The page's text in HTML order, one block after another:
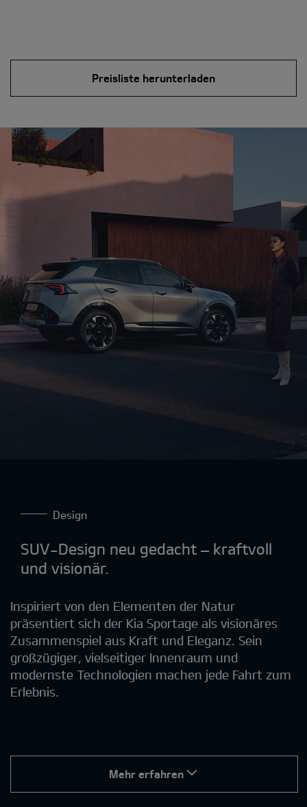
Preisliste herunterladen
Design
SUV-Design neu gedacht – kraftvoll
und visionär.
Inspiriert von den Elementen der Natur
präsentiert sich der Kia Sportage als visionäres
Zusammenspiel aus Kraft und Eleganz. Sein
großzügiger, vielseitiger Innenraum und
modernste Technologien machen jede Fahrt zum
Erlebnis.
Mehr erfahren